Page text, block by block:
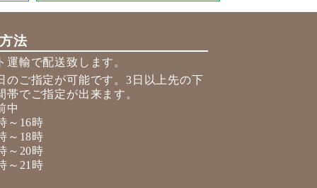
法
運輸で配送致します。
のご指定が可能です。3日以上先の下
帯でご指定が出来ます。
中
～16時
～18時
～20時
～21時